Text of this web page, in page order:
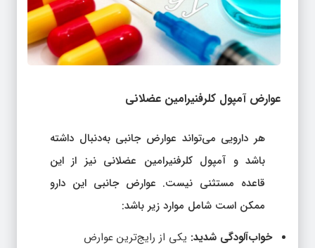
باشد و آمپول کلرفنیرامین عضلانی نیز از این
قاعده مستثنی نیست. عوارض جانبی این دارو
ممکن است شامل موارد زیر باشد:
کلرفنیرامین، خواب‌آلودگی است که می‌تواند تاثیرات